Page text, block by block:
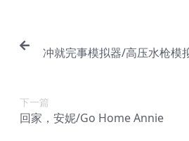
冲就完事模拟器/高压水枪模
下一篇
回家，安妮/Go Home Annie